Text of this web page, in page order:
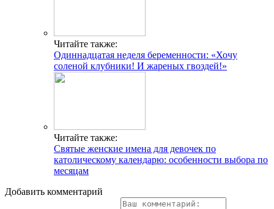
Читайте также:
Одиннадцатая неделя беременности: «Хочу
соленой клубники! И жареных гвоздей!»
Читайте также:
Святые женские имена для девочек по
католическому календарю: особенности выбора по
месяцам
Добавить комментарий